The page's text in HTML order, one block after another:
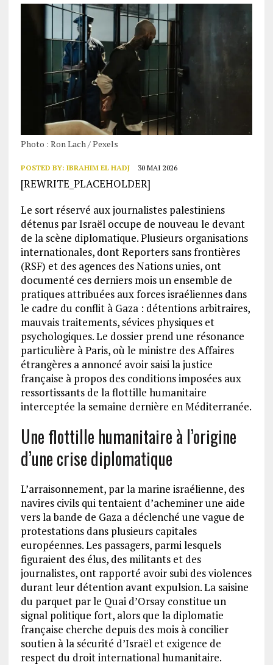
Photo : Ron Lach / Pexels
POSTED BY: IBRAHIM EL HADJ 30 MAI 2026
[REWRITE_PLACEHOLDER]
Le sort réservé aux journalistes palestiniens
détenus par Israël occupe de nouveau le devant
de la scène diplomatique. Plusieurs organisations
internationales, dont Reporters sans frontières
(RSF) et des agences des Nations unies, ont
documenté ces derniers mois un ensemble de
pratiques attribuées aux forces israéliennes dans
le cadre du conflit à Gaza : détentions arbitraires,
mauvais traitements, sévices physiques et
psychologiques. Le dossier prend une résonance
particulière à Paris, où le ministre des Affaires
étrangères a annoncé avoir saisi la justice
française à propos des conditions imposées aux
ressortissants de la flottille humanitaire
interceptée la semaine dernière en Méditerranée.
Une flottille humanitaire à l’origine
d’une crise diplomatique
L’arraisonnement, par la marine israélienne, des
navires civils qui tentaient d’acheminer une aide
vers la bande de Gaza a déclenché une vague de
protestations dans plusieurs capitales
européennes. Les passagers, parmi lesquels
figuraient des élus, des militants et des
journalistes, ont rapporté avoir subi des violences
durant leur détention avant expulsion. La saisine
du parquet par le Quai d’Orsay constitue un
signal politique fort, alors que la diplomatie
française cherche depuis des mois à concilier
soutien à la sécurité d’Israël et exigence de
respect du droit international humanitaire.